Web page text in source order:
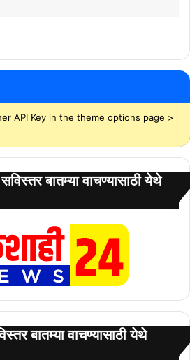
API Key in the theme options page >
बातम्या वाचण्यासाठी येथे
बातम्या वाचण्यासाठी येथे